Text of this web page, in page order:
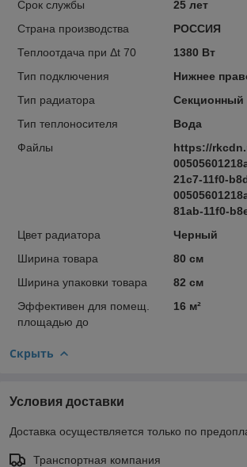
Срок службы
25 лет
Страна производства
РОССИЯ
Теплоотдача при Δt 70
1380 Вт
Тип подключения
Нижнее
Тип радиатора
Секционный
Тип теплоносителя
Вода
Файлы
https://
21c7-11f0-
81ab-11f0-
Цвет радиатора
Черный
Ширина товара
80 см
Ширина упаковки товара
82 см
Эффективен для помещ.
площадью до
16 м²
Скрыть
Условия доставки
Доставка осуществляется только по
Транспортная компания